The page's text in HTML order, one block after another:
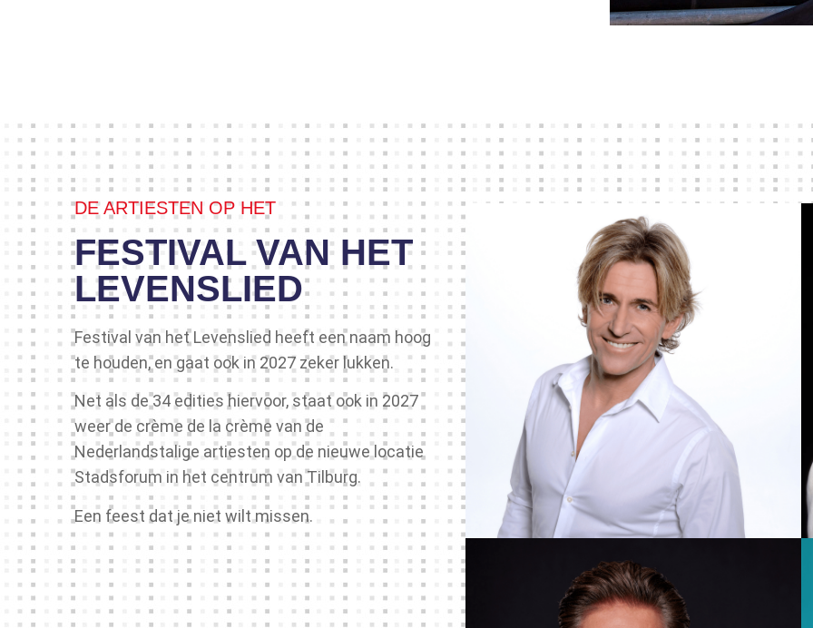
DE ARTIESTEN OP HET
FESTIVAL VAN HET
LEVENSLIED
Festival van het Levenslied heeft een naam hoog
te houden, en gaat ook in 2027 zeker lukken.
Net als de 34 edities hiervoor, staat ook in 2027
weer de crème de la crème van de
Nederlandstalige artiesten op de nieuwe locatie
Stadsforum in het centrum van Tilburg.
Een feest dat je niet wilt missen.